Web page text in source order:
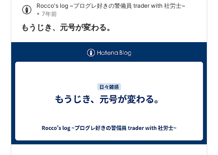
政治家よりも、 日本国憲法のもとで象徴という立場に徹
し、国民の気持ちに寄り添ってくれた天皇皇后両陛下に
は心より深く感謝申し上げます。 あ…
Rocco's log ~プログレ好きの警備員 trader with 社労士~
• 7年前
もうじき、元号が変わる。